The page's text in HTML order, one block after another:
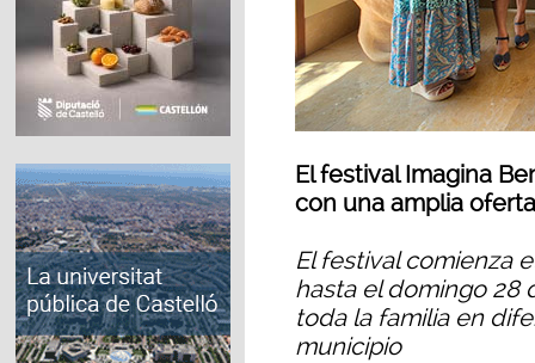
El festival Imagina
con una amplia
El festival comienza
hasta el domingo 28
toda la familia en
municipio